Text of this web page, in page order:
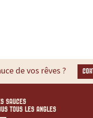
de vos rêves ?
SAUCES
TOUS LES ANGLES